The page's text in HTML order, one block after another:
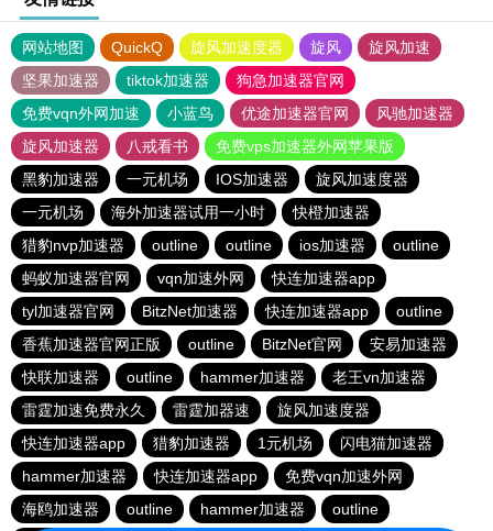
网站地图 QuickQ 旋风加速度器 旋风
旋风加速
坚果加速器
tiktok加速器
狗急加速器官网
免费vqn外网加速
小蓝鸟 优途加速器官网
风驰加速器
旋风加速器
八戒看书
免费vps加速器外网苹果版
黑豹加速器
一元机场 IOS加速器
旋风加速度器
一元机场
海外加速器试用一小时
快橙加速器
猎豹nvp加速器
outline outline ios加速器
outline
蚂蚁加速器官网
vqn加速外网
快连加速器app
tyl加速器官网
BitzNet加速器 快连加速器app
outline
香蕉加速器官网正版
outline BitzNet官网
安易加速器
快联加速器
outline hammer加速器
老王vn加速器
雷霆加速免费永久
雷霆加器速
旋风加速度器
快连加速器app
猎豹加速器 1元机场
闪电猫加速器
hammer加速器
快连加速器app
免费vqn加速外网
海鸥加速器
outline hammer加速器 outline